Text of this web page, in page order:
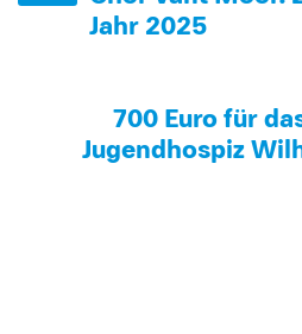
Jahr 2025
700 Euro für
Jugendhospiz